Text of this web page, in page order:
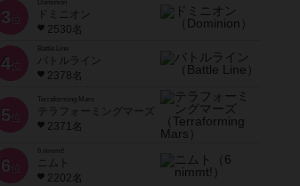
3 位
ドミニオン
2530名
4位
Battle Line
バトルライン
2378名
5 位
Terraforming Mars
テラフォーミングマーズ
2371名
6 位
ニムト
2202名